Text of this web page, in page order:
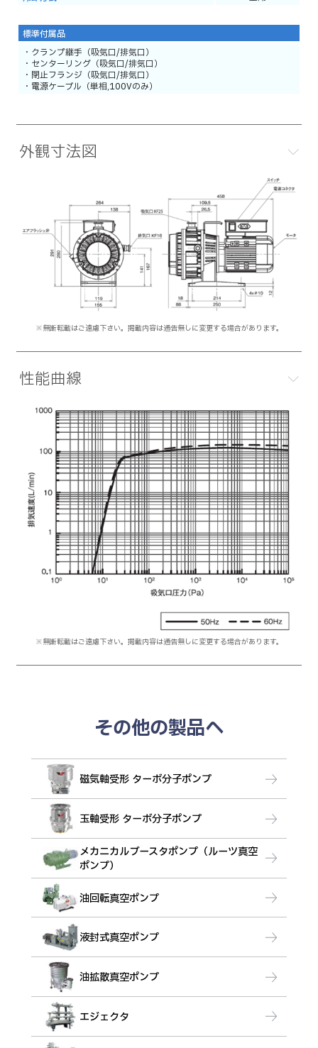
標準付属品
・クランプ継手（吸気口/排気口）
・センターリング（吸気口/排気口）
・閉止フランジ（吸気口/排気口）
・電源ケーブル（単相,100Vのみ）
外観寸法図
※無断転載はご遠慮下さい。掲載内容は通告無しに変更する場合があります。
性能曲線
※無断転載はご遠慮下さい。掲載内容は通告無しに変更する場合があります。
その他の製品へ
磁気軸受形 ターボ分子ポンプ
玉軸受形 ターボ分子ポンプ
メカニカルブースタポンプ（ルーツ真空
ポンプ）
油回転真空ポンプ
液封式真空ポンプ
油拡散真空ポンプ
エジェクタ